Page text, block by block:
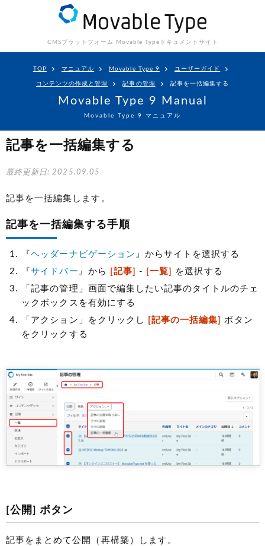
CMSプラットフォーム Movable Type ドキュメントサイト
TOP マニュアル Movable Type 9 ユーザーガイド
コンテンツの作成と管理 記事の管理 記事を一括編集する
Movable Type 9 Manual
Movable Type 9 マニュアル
記事を一括編集する
最終更新日: 2025.09.05
記事を一括編集します。
記事を一括編集する手順
『ヘッダーナビゲーション 』からサイトを選択する
『サイドバー 』から [記事] - [一覧]
を選択する
「記事の管理」画面で編集したい記事のタイトルのチェ
ックボックスを有効にする
「アクション」をクリックし
[記事の一括編集] ボタン
をクリックする
[公開] ボタン
記事をまとめて公開（再構築）します。